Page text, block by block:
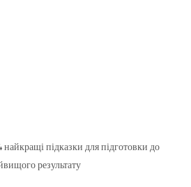
найкращі підказки для підготовки до
результату